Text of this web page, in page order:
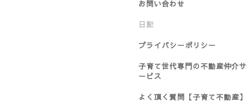
お問い合わせ
日記
プライバシーポリシー
子育て世代専門の不動産仲介サ
ービス
よく頂く質問【子育て不動産】